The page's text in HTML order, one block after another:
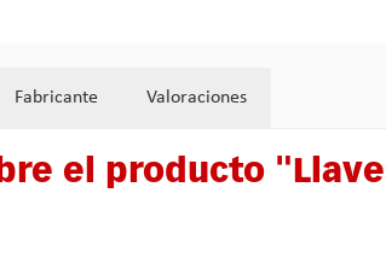
Fabricante Valoraciones
el producto